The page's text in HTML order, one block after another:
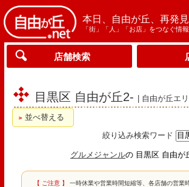
本日、自由が丘、再発見
「街」「人」「お店」をつなぐ情
店舗検索
目黒区 自由が丘2- | 自由が丘エ
並べ替える
絞り込み検索ワード
グルメジャンルの 目黒区 自由が
【 ご注意 】 一時休業や営業時間短縮等、各店舗の営業